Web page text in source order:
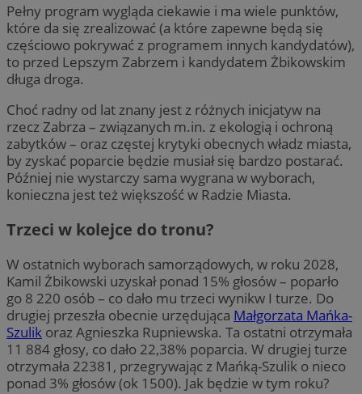
Pełny program wygląda ciekawie i ma wiele punktów,
które da się zrealizować (a które zapewne będą się
częściowo pokrywać z programem innych kandydatów),
to przed Lepszym Zabrzem i kandydatem Żbikowskim
długa droga.
Choć radny od lat znany jest z różnych inicjatyw na
rzecz Zabrza – związanych m.in. z ekologią i ochroną
zabytków – oraz częstej krytyki obecnych władz miasta,
by zyskać poparcie będzie musiał się bardzo postarać.
Później nie wystarczy sama wygrana w wyborach,
konieczna jest też większość w Radzie Miasta.
Trzeci w kolejce do tronu?
W ostatnich wyborach samorządowych, w roku 2028,
Kamil Żbikowski uzyskał ponad 15% głosów – poparło
go 8 220 osób – co dało mu trzeci wynikw I turze. Do
drugiej przeszła obecnie urzędująca Małgorzata Mańka-
Szulik oraz Agnieszka Rupniewska. Ta ostatni otrzymała
11 884 głosy, co dało 22,38% poparcia. W drugiej turze
otrzymała 22381, przegrywając z Mańką-Szulik o nieco
ponad 3% głosów (ok 1500). Jak będzie w tym roku?